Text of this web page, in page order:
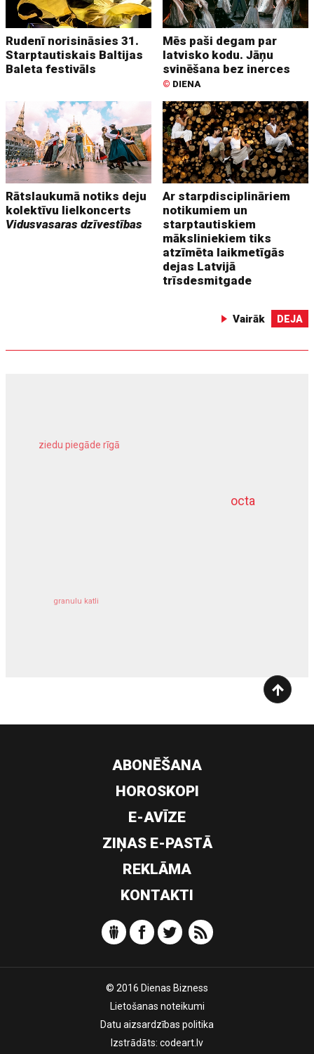
Rudenī norisināsies 31.
Starptautiskais Baltijas
Baleta festivāls
Mēs paši degam par
latvisko kodu. Jāņu
svinēšana bez inerces
© DIENA
Rātslaukumā notiks deju
kolektīvu lielkoncerts
Vidusvasaras dzīvestības
Ar starpdisciplināriem
notikumiem un
starptautiskiem
māksliniekiem tiks
atzīmēta laikmetīgās
dejas Latvijā
trīsdesmitgade
Vairāk DEJA
octa
ziedu piegāde rīgā
granulu katli
dziļurbums
ABONĒŠANA
HOROSKOPI
E-AVĪZE
ZIŅAS E-PASTĀ
REKLĀMA
KONTAKTI
© 2016 Dienas Bizness
Lietošanas noteikumi
Datu aizsardzības politika
Izstrādāts: codeart.lv